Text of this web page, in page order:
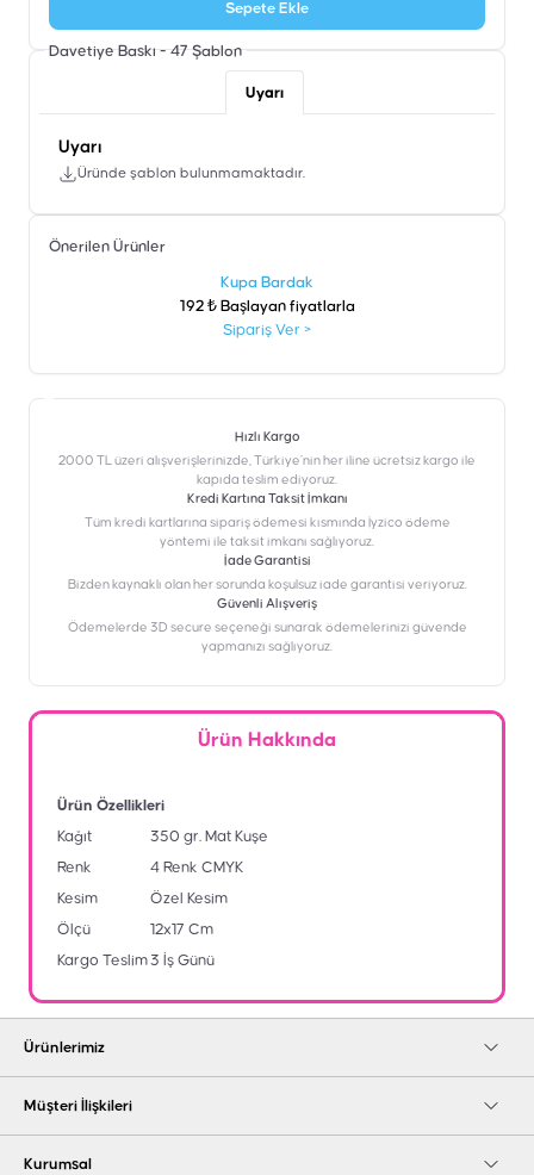
Sepete Ekle
Davetiye Baskı - 47 Şablon
Uyarı
Uyarı
Üründe şablon bulunmamaktadır.
Önerilen Ürünler
Kupa Bardak
192 ₺ Başlayan fiyatlarla
Sipariş Ver >
Hızlı Kargo
2000 TL üzeri alışverişlerinizde, Türkiye’nin her iline ücretsiz kargo ile
kapıda teslim ediyoruz.
Kredi Kartına Taksit İmkanı
‎Tüm kredi kartlarına sipariş ödemesi kısmında İyzico ödeme
yöntemi ile taksit imkanı sağlıyoruz.
İade Garantisi
Bizden kaynaklı olan her sorunda koşulsuz iade garantisi veriyoruz.
Güvenli Alışveriş
Ödemelerde 3D secure seçeneği sunarak ödemelerinizi güvende
yapmanızı sağlıyoruz.
Ürün Hakkında
Ürün Özellikleri
Kağıt
350 gr. Mat Kuşe
Renk
4 Renk CMYK
Kesim
Özel Kesim
Ölçü
12x17 Cm
Kargo Teslim3 İş Günü
Ürünlerimiz
Müşteri İlişkileri
Kurumsal